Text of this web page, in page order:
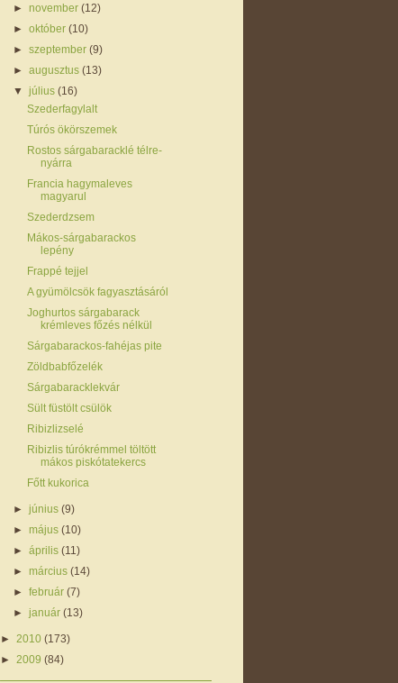
►november(12)
►október(10)
►szeptember(9)
►augusztus(13)
▼július(16)
Szederfagylalt
Túrós ökörszemek
Rostos sárgabaracklé télre-
nyárra
Francia hagymaleves
magyarul
Szederdzsem
Mákos-sárgabarackos
lepény
Frappé tejjel
A gyümölcsök fagyasztásáról
Joghurtos sárgabarack
krémleves főzés nélkül
Sárgabarackos-fahéjas pite
Zöldbabfőzelék
Sárgabaracklekvár
Sült füstölt csülök
Ribizlizselé
Ribizlis túrókrémmel töltött
mákos piskótatekercs
Főtt kukorica
►június(9)
►május(10)
►április(11)
►március(14)
►február(7)
►január(13)
► 2010 (173)
► 2009 (84)